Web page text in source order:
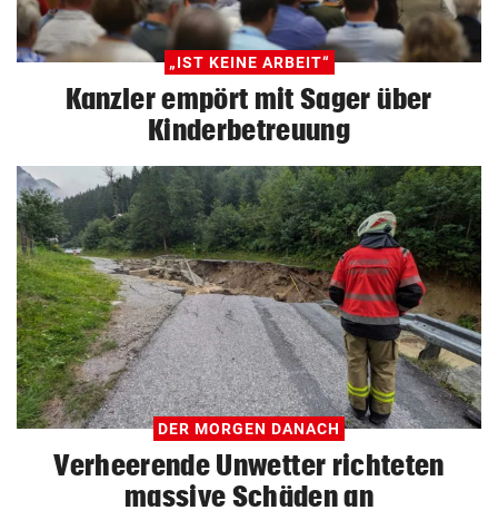
„IST KEINE ARBEIT“
Kanzler empört mit Sager über
Kinderbetreuung
DER MORGEN DANACH
Verheerende Unwetter richteten
massive Schäden an